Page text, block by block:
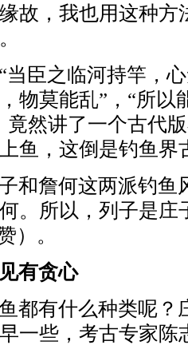
故，我也用这种方
臣之临河持竿，
物莫能乱”，“所以
竟然讲了一个古代
鱼，这倒是钓鱼界
和詹何这两派钓鱼
。所以，列子是庄
）。
有贪心
都有什么种类呢？
一些，考古专家陈